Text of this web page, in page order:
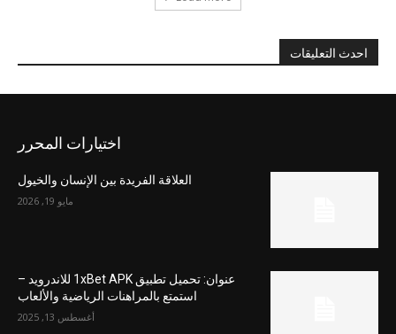
احدث التعليقات
اختيارات المحرر
العلاقة الفريدة بين الإنسان والخيول
مايو 19, 2026
عنوان: تحميل تطبيق 1xBet APK للاندرويد –
استمتع بالمراهنات الرياضية والألعاب
أغسطس 13, 2025